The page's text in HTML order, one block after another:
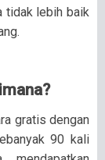
tidak lebih baik
gratis dengan
90 kali